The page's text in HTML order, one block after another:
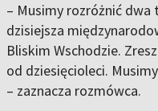
– Musimy rozróżnić
dzisiejsza
Bliskim Wschodzie.
od dziesięcioleci.
– zaznacza rozmówca.